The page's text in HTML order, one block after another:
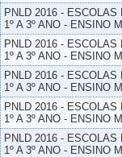
PNLD 2016 -
1º A 3º ANO - ENSINO
PNLD 2016 -
1º A 3º ANO - ENSINO
PNLD 2016 -
1º A 3º ANO - ENSINO
PNLD 2016 -
1º A 3º ANO - ENSINO
PNLD 2016 -
1º A 3º ANO - ENSINO